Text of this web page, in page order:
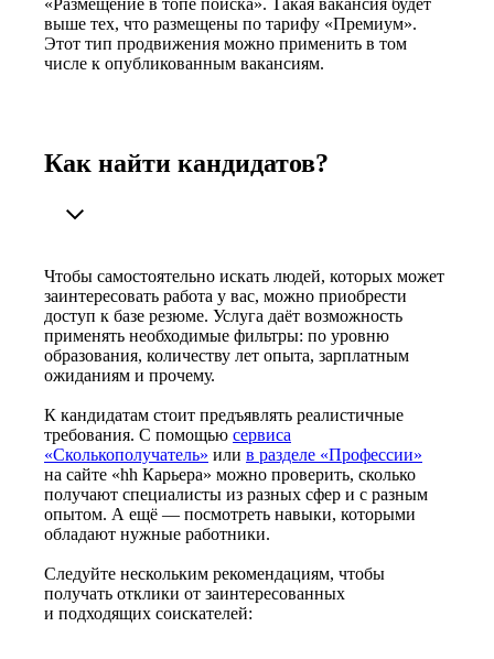
«Размещение в топе поиска». Такая вакансия будет
выше тех, что размещены по тарифу «Премиум».
Этот тип продвижения можно применить в том
числе к опубликованным вакансиям.
Как найти кандидатов?
Чтобы самостоятельно искать людей, которых может
заинтересовать работа у вас, можно приобрести
доступ к базе резюме. Услуга даёт возможность
применять необходимые фильтры: по уровню
образования, количеству лет опыта, зарплатным
ожиданиям и прочему.
К кандидатам стоит предъявлять реалистичные
требования. С помощью сервиса
«Сколькополучатель» или в разделе «Профессии»
на сайте «hh Карьера» можно проверить, сколько
получают специалисты из разных сфер и с разным
опытом. А ещё — посмотреть навыки, которыми
обладают нужные работники.
Следуйте нескольким рекомендациям, чтобы
получать отклики от заинтересованных
и подходящих соискателей: